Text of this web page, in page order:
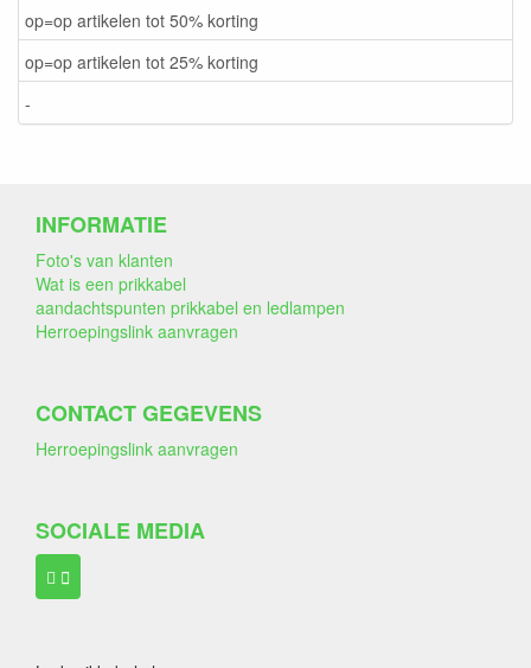
op=op artikelen tot 50% korting
op=op artikelen tot 25% korting
-
INFORMATIE
Foto's van klanten
Wat is een prikkabel
aandachtspunten prikkabel en ledlampen
Herroepingslink aanvragen
CONTACT GEGEVENS
Herroepingslink aanvragen
SOCIALE MEDIA